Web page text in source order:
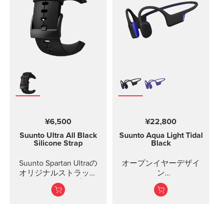
¥6,500
Suunto Ultra All Black
Silicone Strap
Suunto Spartan Ultraの
オリジナルストラップ
です。ストラップキッ
トにはストラップとス
¥22,800
Suunto Aqua Light Tidal
Black
オープンイヤーデザイ
ン